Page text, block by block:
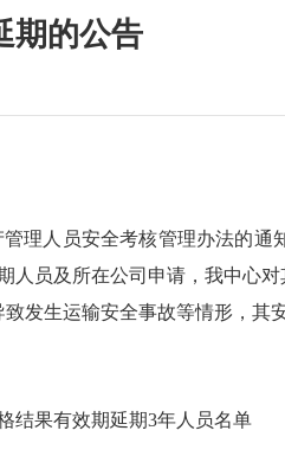
期的公告
人员安全考核管理办法的通
员及所在公司申请，我中心
发生运输安全事故等情形，其
果有效期延期3年人员名单